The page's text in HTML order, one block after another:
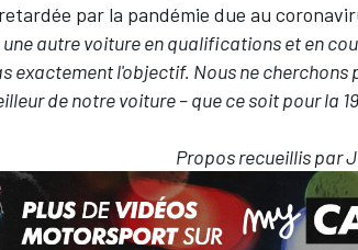
par la pandémie due au
autre voiture en qualifications et en
exactement l'objectif. Nous ne cherchons
de notre voiture – que ce soit pour la
Propos recueillis par